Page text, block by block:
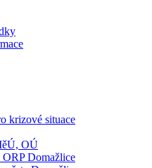
krizové situace
OÚ
Domažlice